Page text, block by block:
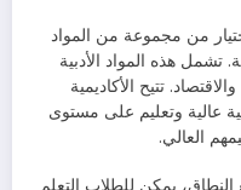
من مجموعة من المواد
تشمل هذه المواد الأدبية
تتيح الأكاديمية
عالية وتعليم على مستوى
العالي.